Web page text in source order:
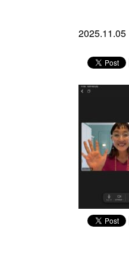
2025.11.05